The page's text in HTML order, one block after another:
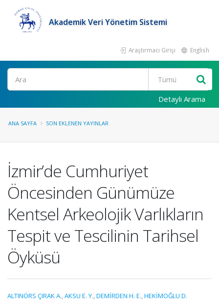
Akademik Veri Yönetim Sistemi
Araştırmacı Girişi English
Ara
Detaylı Arama
ANA SAYFA SON EKLENEN YAYINLAR
İzmir’de Cumhuriyet
Öncesinden Günümüze
Kentsel Arkeolojik Varlıkların
Tespit ve Tescilinin Tarihsel
Öyküsü
ALTINÖRS ÇIRAK A.,AKSU E. Y.,DEMİRDEN H. E.,HEKİMOĞLU D.